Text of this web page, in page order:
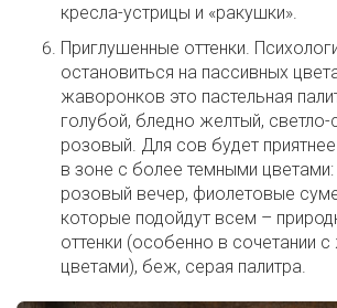
кресла-устрицы и «ракушки».
Приглушенные оттенки.
остановиться на пассивных
жаворонков это пастельная
голубой, бледно желтый, светло-
розовый. Для сов будет
в зоне с более темными
розовый вечер, фиолетовые
которые подойдут всем –
оттенки (особенно в сочетании
цветами), беж, серая палитра.